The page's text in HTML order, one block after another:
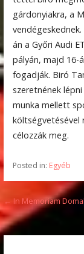
gárdonyiakra, a
án a Győri Audi
pályán, majd 16-
fogadják. Biró
szeretnének
munka mellett
költségvetésével
célozzák meg.
Posted in: Egyéb
Bejegyzés
navigáció
← In Memoriam